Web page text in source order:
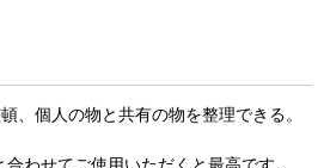
、個人の物と共有の物を整理できる。
わせてご使用いただくと最高です。